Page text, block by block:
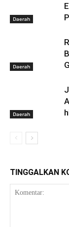
Daerah
Daerah
Daerah
TINGGALKAN